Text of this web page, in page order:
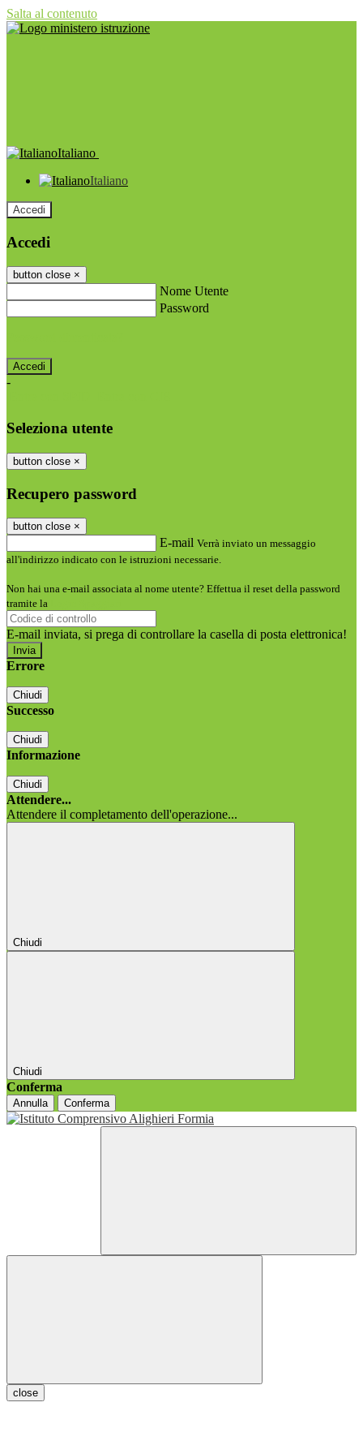
Salta al contenuto
Italiano
Italiano
Accedi
Accedi
button close ×
Nome Utente
Password
-
Seleziona utente
button close ×
Recupero password
button close ×
E-mail Verrà inviato un messaggio
all'indirizzo indicato con le istruzioni necessarie.
Non hai una e-mail associata al nome utente? Effettua il reset della password
tramite la
E-mail inviata, si prega di controllare la casella di posta elettronica!
Errore
Chiudi
Successo
Chiudi
Informazione
Chiudi
Attendere...
Attendere il completamento dell'operazione...
Chiudi
Chiudi
Conferma
Annulla Conferma
close